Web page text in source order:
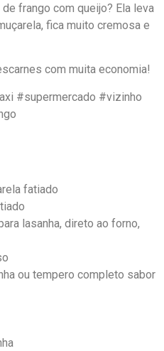
frango com queijo? Ela leva
fica muito cremosa e
com muita economia!
#supermercado #vizinho
fatiado
lasanha, direto ao forno,
ou tempero completo sabor